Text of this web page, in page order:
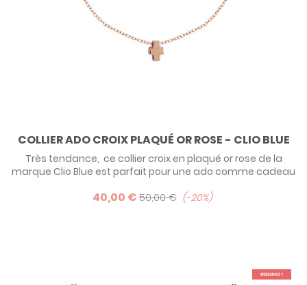
COLLIER ADO CROIX PLAQUÉ OR ROSE - CLIO BLUE
Très tendance, ce collier croix en plaqué or rose de la
marque Clio Blue est parfait pour une ado comme cadeau
ruthénium (traitement de surface noire).
40,00 €50,00 € -20%
PROMO !